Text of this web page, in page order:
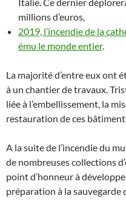
millions d’euros,
2019, l’incendie de la
ému le monde entier.
La majorité d’entre eux ont
à un chantier de travaux.
liée à l’embellissement, la
restauration de ces
A la suite de l’incendie du
de nombreuses collections
point d’honneur à
préparation à la sauvegarde